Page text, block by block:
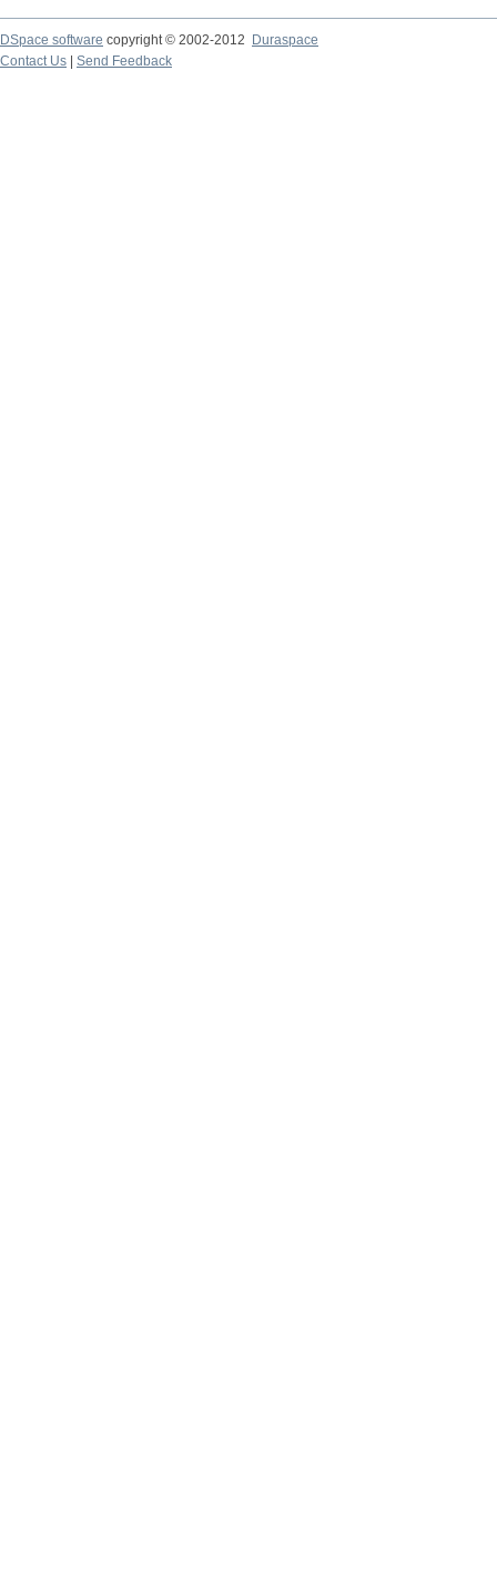
DSpace software copyright © 2002-2012
Duraspace
Contact Us
Send Feedback